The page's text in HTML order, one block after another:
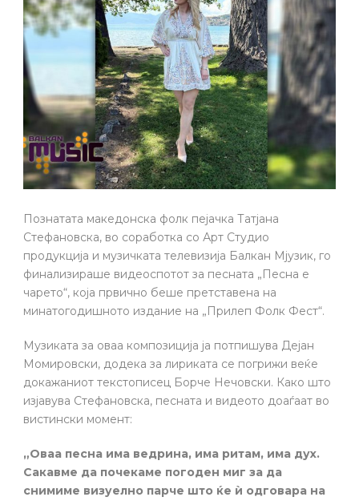
Познатата македонска фолк пејачка Татјана
Стефановска, во соработка со Арт Студио
продукција и музичката телевизија Балкан Мјузик, го
финализираше видеоспотот за песната „Песна е
чарето“, која првично беше претставена на
минатогодишното издание на „Прилеп Фолк Фест“.
Музиката за оваа композиција ја потпишува Дејан
Момировски, додека за лириката се погрижи веќе
докажаниот текстописец Борче Нечовски. Како што
изјавува Стефановска, песната и видеото доаѓаат во
вистински момент:
„Оваа песна има ведрина, има ритам, има дух.
Сакавме да почекаме погоден миг за да
снимиме визуелно парче што ќе ѝ одговара на